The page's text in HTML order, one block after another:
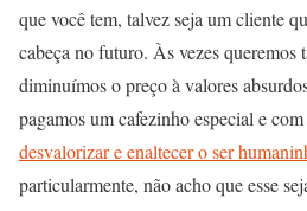
que você tem, talvez seja um cliente
cabeça no futuro. Às vezes queremos
diminuímos o preço à valores
pagamos um cafezinho especial e
desvalorizar e enaltecer o ser
particularmente, não acho que esse